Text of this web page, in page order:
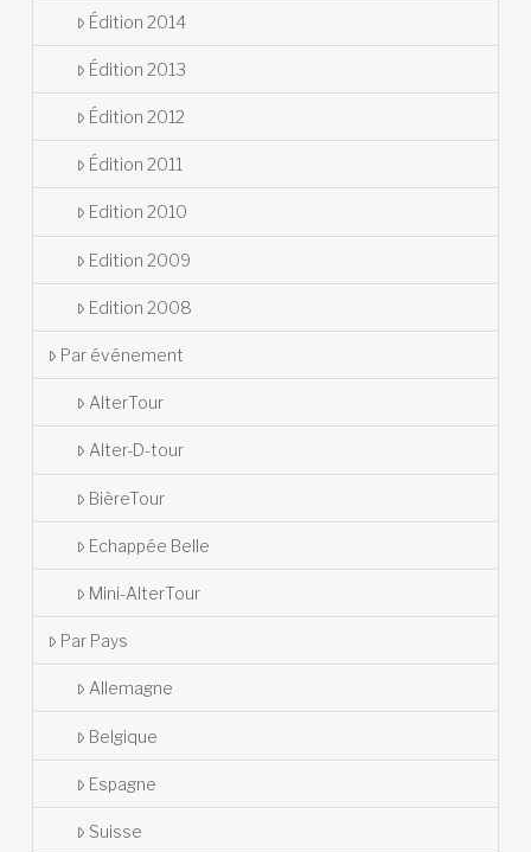
Édition 2014
Édition 2013
Édition 2012
Édition 2011
Edition 2010
Edition 2009
Edition 2008
Par événement
AlterTour
Alter-D-tour
BièreTour
Echappée Belle
Mini-AlterTour
Par Pays
Allemagne
Belgique
Espagne
Suisse